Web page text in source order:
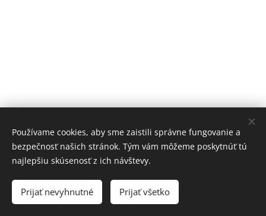
Slovenský rýchlokorčuliarsky zväz 2026
Cookies
Používame cookies, aby sme zaistili správne fungovanie a
bezpečnosť našich stránok. Tým vám môžeme poskytnúť tú
najlepšiu skúsenosť z ich návštevy.
Prijať nevyhnutné Prijať všetko